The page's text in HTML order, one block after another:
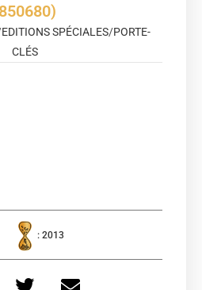
EDITIONS SPÉCIALES/PORTE-
CLÉS
: 2013